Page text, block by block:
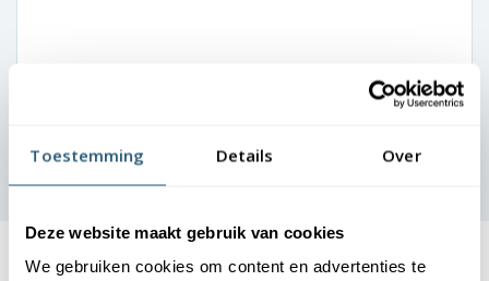
Toestemming Details Over
Deze website maakt gebruik van cookies
We gebruiken cookies om content en advertenties te